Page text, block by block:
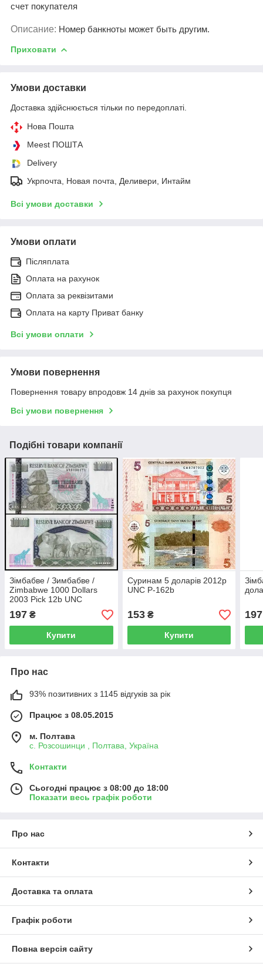
счет покупателя
Описание: Номер банкноты может быть другим.
Приховати
Умови доставки
Доставка здійснюється тільки по передоплаті.
Нова Пошта
Meest ПОШТА
Delivery
Укрпочта, Новая почта, Деливери, Интайм
Всі умови доставки
Умови оплати
Післяплата
Оплата на рахунок
Оплата за реквізитами
Оплата на карту Приват банку
Всі умови оплати
Умови повернення
Повернення товару впродовж 14 днів за рахунок покупця
Всі умови повернення
Подібні товари компанії
Зімбабве / Зимбабве /
Zimbabwe 1000 Dollars
2003 Pick 12b UNC
197 ₴
Купити
Суринам 5 доларів 2012р
UNC P-162b
153₴
Купити
197
Про нас
93% позитивних з 1145 відгуків за рік
Працює з 08.05.2015
м. Полтава
с. Розсошинци , Полтава, Україна
Контакти
Сьогодні працює з 08:00 до 18:00
Показати весь графік роботи
Про нас
Контакти
Доставка та оплата
Графік роботи
Повна версія сайту